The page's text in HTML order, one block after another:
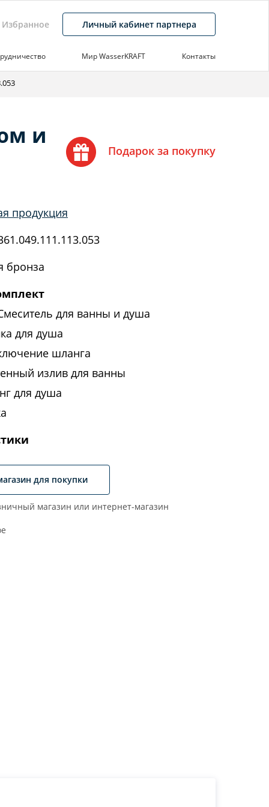
Избранное Личный кабинет партнера
Мир WasserKRAFT Контакты
и
Подарок за покупку
продукция
бронза
для ванны и душа
для душа
шланга
излив для ванны
для душа
для покупки
магазин или интернет-магазин